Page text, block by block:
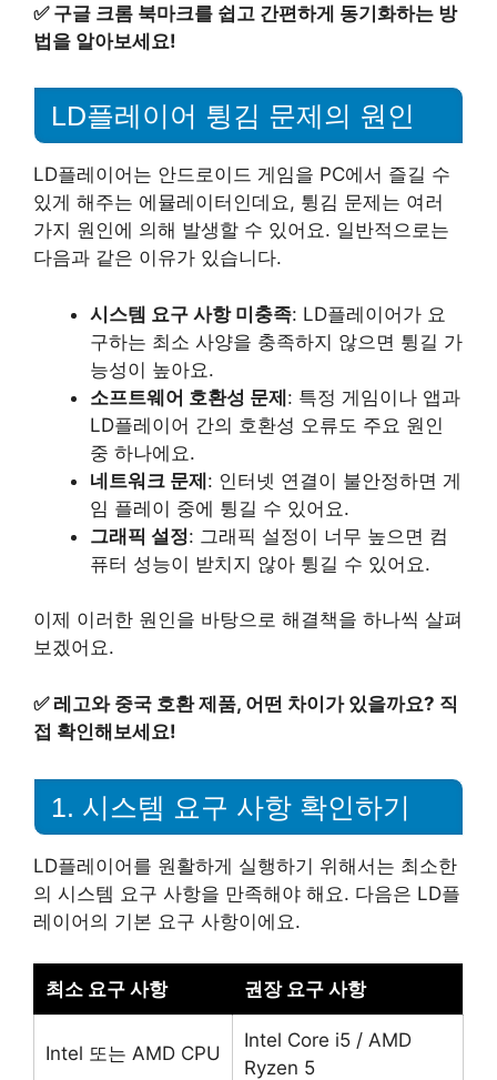
✅ 구글 크롬 북마크를 쉽고 간편하게 동기화하는 방
법을 알아보세요!
LD플레이어 튕김 문제의 원인
LD플레이어는 안드로이드 게임을 PC에서 즐길 수
있게 해주는 에뮬레이터인데요, 튕김 문제는 여러
가지 원인에 의해 발생할 수 있어요. 일반적으로는
다음과 같은 이유가 있습니다.
시스템 요구 사항 미충족: LD플레이어가 요
구하는 최소 사양을 충족하지 않으면 튕길 가
능성이 높아요.
소프트웨어 호환성 문제: 특정 게임이나 앱과
LD플레이어 간의 호환성 오류도 주요 원인
중 하나에요.
네트워크 문제: 인터넷 연결이 불안정하면 게
임 플레이 중에 튕길 수 있어요.
그래픽 설정: 그래픽 설정이 너무 높으면 컴
퓨터 성능이 받치지 않아 튕길 수 있어요.
이제 이러한 원인을 바탕으로 해결책을 하나씩 살펴
보겠어요.
✅ 레고와 중국 호환 제품, 어떤 차이가 있을까요? 직
접 확인해보세요!
1. 시스템 요구 사항 확인하기
LD플레이어를 원활하게 실행하기 위해서는 최소한
의 시스템 요구 사항을 만족해야 해요. 다음은 LD플
레이어의 기본 요구 사항이에요.
최소 요구 사항 권장 요구 사항
Intel 또는 AMD CPU
Intel Core i5 / AMD
Ryzen 5